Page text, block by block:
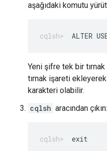
aşağıdaki komutu
ALTER
Yeni şifre tek bir
tırnak işareti ekleyerek
karakteri olabilir.
cqlsh aracından çıkın:
exit